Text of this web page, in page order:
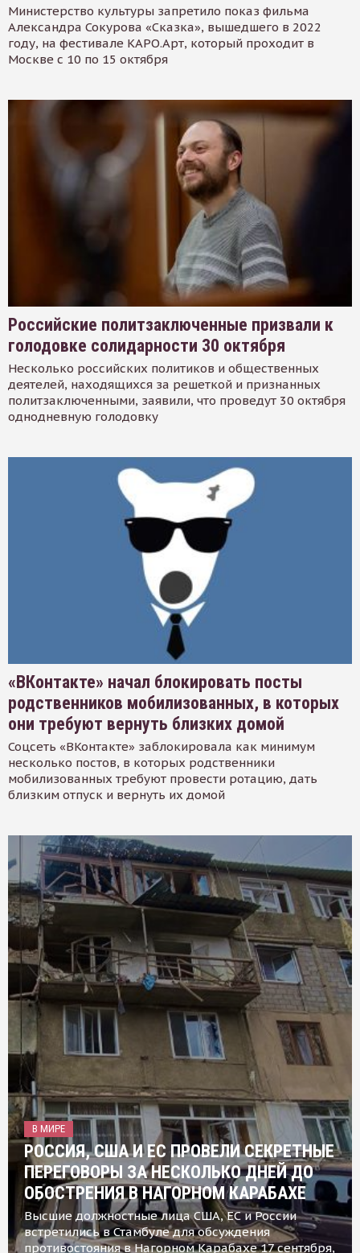
Министерство культуры запретило показ фильма
Александра Сокурова «Сказка», вышедшего в 2022
году, на фестивале КАРО.Арт, который проходит в
Москве с 10 по 15 октября
Российские политзаключенные призвали к
голодовке солидарности 30 октября
Несколько российских политиков и общественных
деятелей, находящихся за решеткой и признанных
политзаключенными, заявили, что проведут 30 октября
однодневную голодовку
«ВКонтакте» начал блокировать посты
родственников мобилизованных, в которых
они требуют вернуть близких домой
Соцсеть «ВКонтакте» заблокировала как минимум
несколько постов, в которых родственники
мобилизованных требуют провести ротацию, дать
близким отпуск и вернуть их домой
В МИРЕ
РОССИЯ, США И ЕС ПРОВЕЛИ СЕКРЕТНЫЕ
ПЕРЕГОВОРЫ ЗА НЕСКОЛЬКО ДНЕЙ ДО
ОБОСТРЕНИЯ В НАГОРНОМ КАРАБАХЕ
Высшие должностные лица США, ЕС и России
встретились в Стамбуле для обсуждения
противостояния в Нагорном Карабахе 17 сентября,